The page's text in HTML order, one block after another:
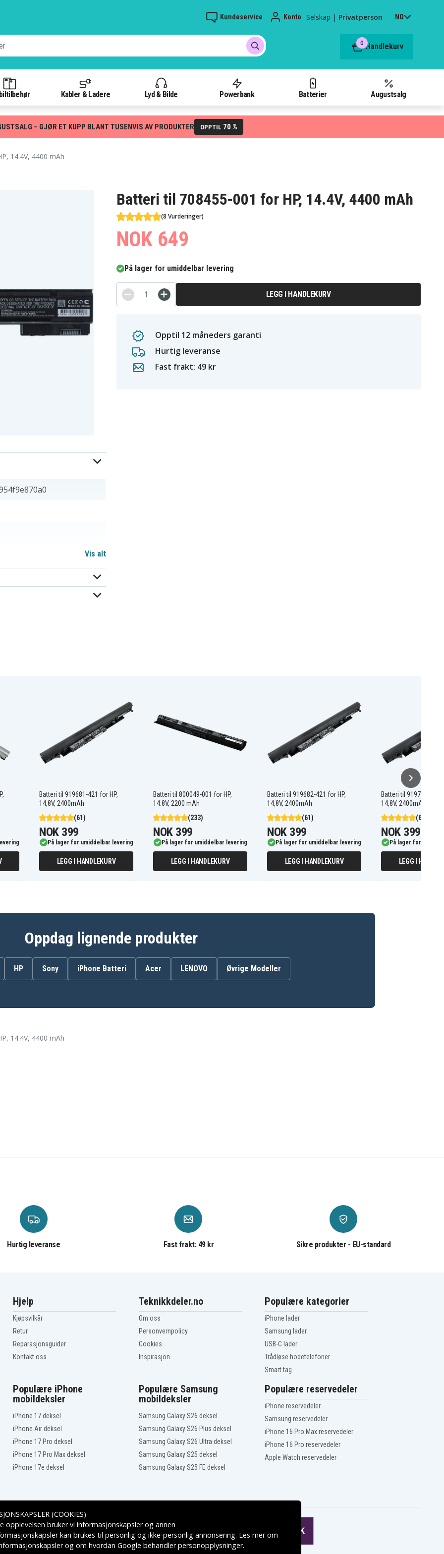
Kundeservice Konto Selskap | Privatperson NO
0 Handlekurv
Kabler & Ladere Lyd & Bilde Powerbank Batterier Augustsalg
– GJØR ET KUPP BLANT TUSENVIS AV PRODUKTER OPPTIL 70 %
14.4V, 4400 mAh
Batteri til 708455-001 for HP, 14.4V, 4400 mAh
(8 Vurderinger)
NOK 649
På lager for umiddelbar levering
LEGG I HANDLEKURV
Opptil 12 måneders garanti
Hurtig leveranse
Fast frakt: 49 kr
Hp ZBook 15 Mobile
Workstation
Hp ZBook 17 G2
Hp ZBook 729BJC321015
Vis alt
Batteri til 919681-421 for HP,
14,8V, 2400mAh
(61)
NOK 399
På lager for umiddelbar levering
LEGG I HANDLEKURV
Batteri til 800049-001 for HP,
14.8V, 2200 mAh
(233)
NOK 399
På lager for umiddelbar levering
LEGG I HANDLEKURV
Batteri til 919682-421 for HP,
14,8V, 2400mAh
(61)
NOK 399
På lager for umiddelbar levering
LEGG I HANDLEKURV
Batteri til 919701-850
14,8V, 2400mAh
(61)
NOK 399
På lager for
LEGG I
Oppdag lignende produkter
HP Sony iPhone Batteri Acer LENOVO Øvrige Modeller
14.4V, 4400 mAh
Hurtig leveranse Fast frakt: 49 kr Sikre produkter - EU-standard
Hjelp
Kjøpsvilkår
Retur
Reparasjonsguider
Kontakt oss
Teknikkdeler.no
Om oss
Personvernpolicy
Cookies
Inspirasjon
Populære kategorier
iPhone lader
Samsung lader
USB-C lader
Trådløse hodetelefoner
Smart tag
Populære iPhone
mobildeksler
iPhone 17 deksel
iPhone Air deksel
iPhone 17 Pro deksel
iPhone 17 Pro Max deksel
iPhone 17e deksel
Populære Samsung
mobildeksler
Samsung Galaxy S26 deksel
Samsung Galaxy S26 Plus deksel
Samsung Galaxy S26 Ultra deksel
Samsung Galaxy S25 deksel
Samsung Galaxy S25 FE deksel
Populære reservedeler
iPhone reservedeler
Samsung reservedeler
iPhone 16 Pro Max reservedeler
iPhone 16 Pro reservedeler
Apple Watch reservedeler
Leveringsalternativer
(COOKIES)
opplevelsen bruker vi informasjonskapsler og annen
kan brukes til personlig og ikke-personlig annonsering. Les mer om
og om hvordan Google behandler personopplysninger.